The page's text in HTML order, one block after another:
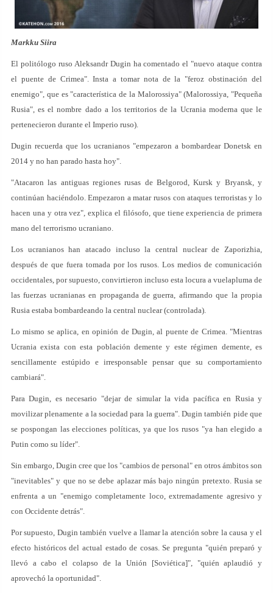
Markku Siira
El politólogo ruso Aleksandr Dugin ha comentado el "nuevo ataque contra
el puente de Crimea". Insta a tomar nota de la "feroz obstinación del
enemigo", que es "característica de la Malorossiya" (Malorossiya, "Pequeña
Rusia", es el nombre dado a los territorios de la Ucrania moderna que le
pertenecieron durante el Imperio ruso).
Dugin recuerda que los ucranianos "empezaron a bombardear Donetsk en
2014 y no han parado hasta hoy".
"Atacaron las antiguas regiones rusas de Belgorod, Kursk y Bryansk, y
continúan haciéndolo. Empezaron a matar rusos con ataques terroristas y lo
hacen una y otra vez", explica el filósofo, que tiene experiencia de primera
mano del terrorismo ucraniano.
Los ucranianos han atacado incluso la central nuclear de Zaporizhia,
después de que fuera tomada por los rusos. Los medios de comunicación
occidentales, por supuesto, convirtieron incluso esta locura a vuelapluma de
las fuerzas ucranianas en propaganda de guerra, afirmando que la propia
Rusia estaba bombardeando la central nuclear (controlada).
Lo mismo se aplica, en opinión de Dugin, al puente de Crimea. "Mientras
Ucrania exista con esta población demente y este régimen demente, es
sencillamente estúpido e irresponsable pensar que su comportamiento
cambiará".
Para Dugin, es necesario "dejar de simular la vida pacífica en Rusia y
movilizar plenamente a la sociedad para la guerra". Dugin también pide que
se pospongan las elecciones políticas, ya que los rusos "ya han elegido a
Putin como su líder".
Sin embargo, Dugin cree que los "cambios de personal" en otros ámbitos son
"inevitables" y que no se debe aplazar más bajo ningún pretexto. Rusia se
enfrenta a un "enemigo completamente loco, extremadamente agresivo y
con Occidente detrás".
Por supuesto, Dugin también vuelve a llamar la atención sobre la causa y el
efecto históricos del actual estado de cosas. Se pregunta "quién preparó y
llevó a cabo el colapso de la Unión [Soviética]", "quién aplaudió y
aprovechó la oportunidad".